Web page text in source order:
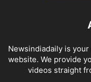
Newsindiadaily is
website. We provide
videos straight